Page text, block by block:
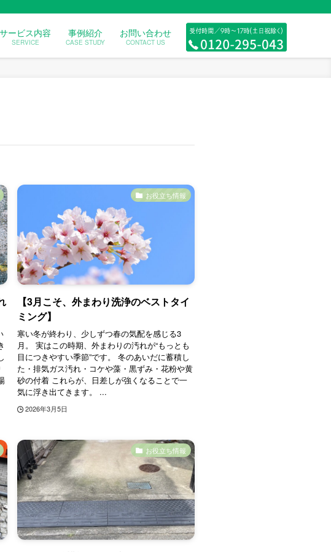
サービス内容
SERVICE
事例紹介
CASE STUDY
お問い合わせ
CONTACT US
お役立ち情報
【3月こそ、外まわり洗浄のベストタイ
ミング】
寒い冬が終わり、少しずつ春の気配を感じる3
月。 実はこの時期、外まわりの汚れが“もっとも
目につきやすい季節”です。 冬のあいだに蓄積し
た・排気ガス汚れ・コケや藻・黒ずみ・花粉や黄
砂の付着 これらが、日差しが強くなることで一
気に浮き出てきます。 ...
2026年3月5日
お役立ち情報